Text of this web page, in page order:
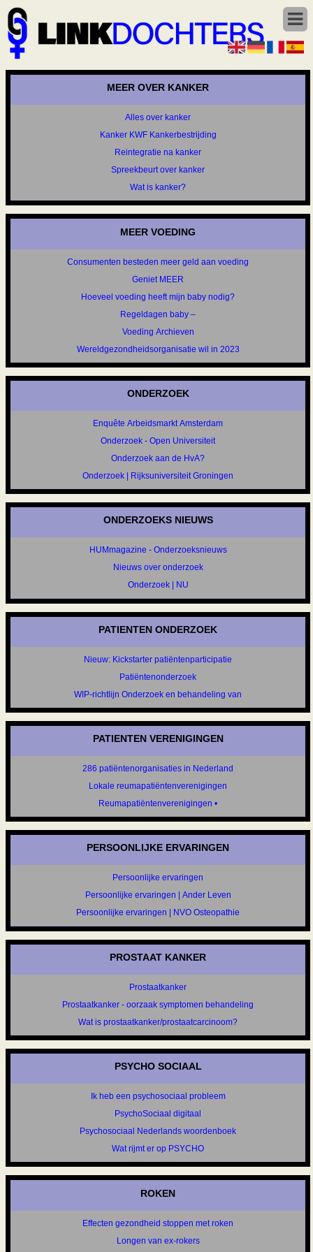
MEER OVER KANKER
Alles over kanker
Kanker KWF Kankerbestrijding
Reintegratie na kanker
Spreekbeurt over kanker
Wat is kanker?
MEER VOEDING
Consumenten besteden meer geld aan voeding
Geniet MEER
Hoeveel voeding heeft mijn baby nodig?
Regeldagen baby –
Voeding Archieven
Wereldgezondheidsorganisatie wil in 2023
ONDERZOEK
Enquête Arbeidsmarkt Amsterdam
Onderzoek - Open Universiteit
Onderzoek aan de HvA?
Onderzoek | Rijksuniversiteit Groningen
ONDERZOEKS NIEUWS
HUMmagazine - Onderzoeksnieuws
Nieuws over onderzoek
Onderzoek | NU
PATIENTEN ONDERZOEK
Nieuw: Kickstarter patiëntenparticipatie
Patiëntenonderzoek
WIP-richtlijn Onderzoek en behandeling van
PATIENTEN VERENIGINGEN
286 patiëntenorganisaties in Nederland
Lokale reumapatiëntenverenigingen
Reumapatiëntenverenigingen •
PERSOONLIJKE ERVARINGEN
Persoonlijke ervaringen
Persoonlijke ervaringen | Ander Leven
Persoonlijke ervaringen | NVO Osteopathie
PROSTAAT KANKER
Prostaatkanker
Prostaatkanker - oorzaak symptomen behandeling
Wat is prostaatkanker/prostaatcarcinoom?
PSYCHO SOCIAAL
Ik heb een psychosociaal probleem
PsychoSociaal digitaal
Psychosociaal Nederlands woordenboek
Wat rijmt er op PSYCHO
ROKEN
Effecten gezondheid stoppen met roken
Longen van ex-rokers